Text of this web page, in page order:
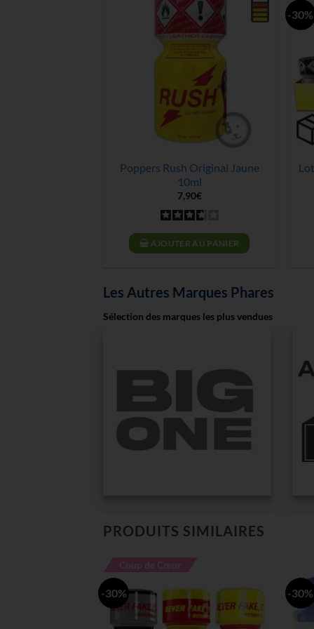
Poppers Rush Original Jaune
10ml
7,90€
AJOUTER AU PANIER
-30%
Les Autres Marques Phares
Sélection des marques les plus vendues
PRODUITS SIMILAIRES
-30% -30%